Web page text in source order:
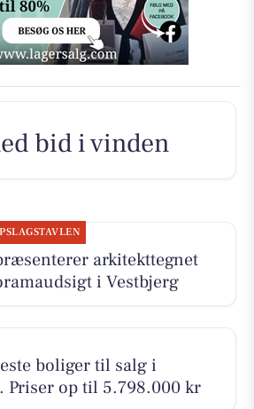
bid i vinden
arkitekttegnet
i Vestbjerg
boliger til salg i
op til 5.798.000 kr